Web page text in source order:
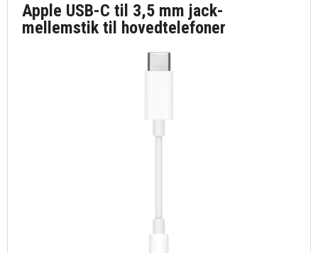
Apple USB-C til 3,5 mm jack-
mellemstik til hovedtelefoner